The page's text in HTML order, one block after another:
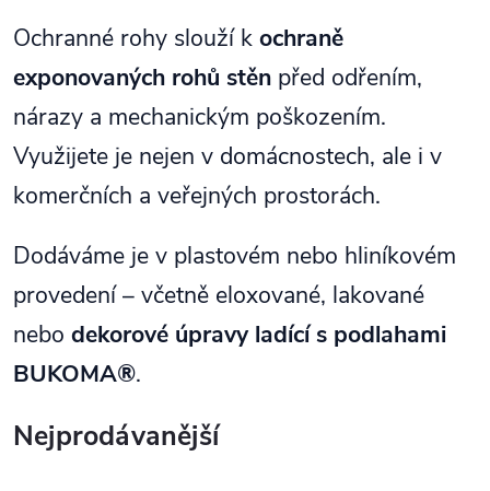
Ochranné rohy slouží k ochraně
exponovaných rohů stěn před odřením,
nárazy a mechanickým poškozením.
Využijete je nejen v domácnostech, ale i v
komerčních a veřejných prostorách.
Dodáváme je v plastovém nebo hliníkovém
provedení – včetně eloxované, lakované
nebo dekorové úpravy ladící s podlahami
BUKOMA®.
Nejprodávanější